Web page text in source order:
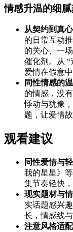
情感升温的细
从契约到真
的日常互动
的关心、一
催化剂。从 “
爱情在假意
同性情感的
的情感，没
悸动与犹豫
题，让爱情
观看建议
同性爱情与
我的星星》
集节奏轻快
现实题材与
实话题感兴
长，情感线
注意风格适配